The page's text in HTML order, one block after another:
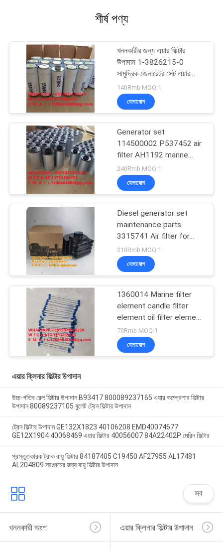
শীর্ষ পণ্য
খননকারীর জন্য এয়ার ফিল্টার
উপাদান 1-3826215-0
সামুদ্রিক জেনারেটর সেট এয়ার
ফিল্টার উপাদান 1-382615
ইঞ্জিনিয়ারিং যন্ত্রপাতি 3826215
140Rmb MOQ:1
যোগাযোগ
Generator set
114500002 P537452 air
filter AH1192 marine
PA3555 filter element
96896002
240Rmb MOQ:1
যোগাযোগ
Diesel generator set
maintenance parts
3315741 Air filter for
diesel generator set
AH1101 snail air filter
element AH1100
210Rmb MOQ:1
যোগাযোগ
1360014 Marine filter
element candle filter
element oil filter element
marine filter element
export quality filter
70Rmb MOQ:1
যোগাযোগ
এয়ার ক্লিনার ফিল্টার উপাদান
উচ্চ-গতির রেল ফিল্টার উপাদান B93417 800089237165 এয়ার কম্প্রেশার ফিল্টার
উপাদান 80089237105 বুলেট ট্রেন ফিল্টার উপাদান
ট্রেন ফিল্টার উপাদান GE132X1823 40106208 EMD40074677
GE12X1904 40068469 এয়ার ফিল্টার 40056007 84A22402P মেরিন ফিল্টার
প্রস্তুতকারক ট্রাক বায়ু ফিল্টার 84187405 C19450 AF27955 AL17481
AL204809 সরঞ্জামের জন্য বায়ু ফিল্টার উপাদান
সব
খননকারী অংশ এয়ার ক্লিনার ফিল্টার উপাদান